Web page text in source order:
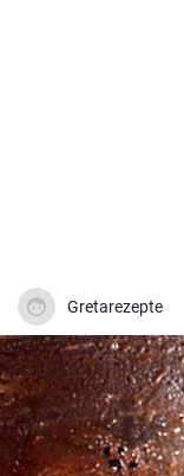
Gretarezepte